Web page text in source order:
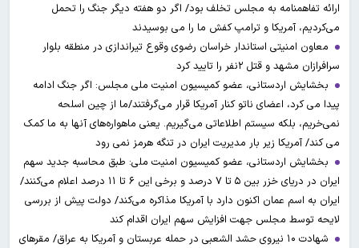
ارائه تفاهمنامه به مجلس تخلف بود/ اگر دو هفته دیگر جنگ را تحمل
می‌کردیم، آمریکا و ترامپ کفش ما را می بوسیدند
معاون امنیتی استاندار خراسان رضوی وقوع تیراندازی در منطقه بلوار
سرافرازان مشهد و قتل ۲نفر را تایید کرد
بخشایش اردستانی، عضو کمیسیون امنیت ملی مجلس: اگر جنگ ادامه
پیدا می کرد، اعضای ناتو کنار آمریکا قرار می‌گرفتند/ما از چین اسلحه
نمی‌خریم، بلکه سیستم اطلاعاتی می‌گیریم. یعنی ماهواره‌های آنها به ما کمک
می کند/ آمریکا زیر بار مدیریت ایران در تنگه هرمز نمی رود
بخشایش اردستانی، عضو کمیسیون امنیت ملی: طبق محاسبه جدید سهم
ایران در دریای خزر بین ۵ تا ۷ درصد و برخی این ۶ تا ۱۱ درصد اعلام می‌کنند/
ایران به اسم عمان اکنون دارد با آمریکا مذاکره می‌کند/ دولت پیش از بررسی
لایحه توسط مجلس جهت افزایش سهم ایران اقدام کند
شهادت ۱۰ نیروی حشد الشعبی در حمله عربستان و آمریکا به عراق/ مقرهای